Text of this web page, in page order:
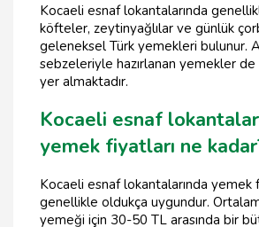
Kocaeli esnaf lokantalarında
köfteler, zeytinyağlılar ve günlük
geleneksel Türk yemekleri bulunur.
sebzeleriyle hazırlanan yemekler de
yer almaktadır.
Kocaeli esnaf
yemek fiyatları ne
Kocaeli esnaf lokantalarında yemek
genellikle oldukça uygundur.
yemeği için 30-50 TL arasında bir